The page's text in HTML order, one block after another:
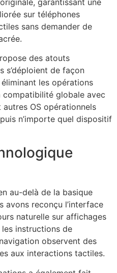
sur téléphones
sans demander de
des atouts
s’déploient de façon
les opérations
compatibilité globale avec
autres OS opérationnels
n’importe quel dispositif
au-delà de la basique
avons reconçu l’interface
naturelle sur affichages
instructions de
observent des
aux interactions tactiles.